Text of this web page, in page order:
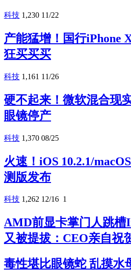
科技 1,230 11/22
产能猛增！国行iPhone
狂买买买
科技 1,161 11/26
硬不起来！微软混合现
眼镜停产
科技 1,370 08/25
火速！iOS 10.2.1/
测版发布
科技 1,262 12/16 1
AMD前显卡掌门人跳槽
又被提拔：CEO亲自祝
毒性堪比眼镜蛇 乱摸水